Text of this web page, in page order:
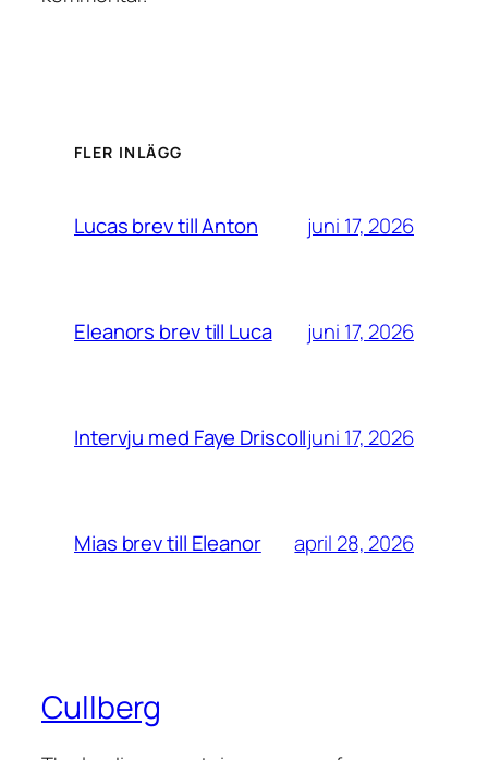
FLER INLÄGG
Lucas brev till Anton juni 17, 2026
Eleanors brev till Luca juni 17, 2026
Intervju med Faye Driscolljuni 17, 2026
Mias brev till Eleanor april 28, 2026
Cullberg